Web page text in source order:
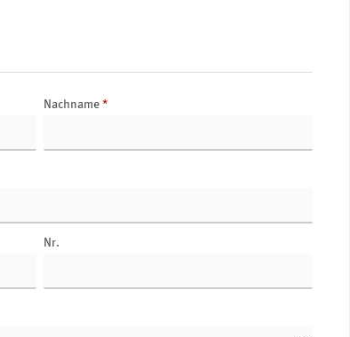
Nachname *
Nr.